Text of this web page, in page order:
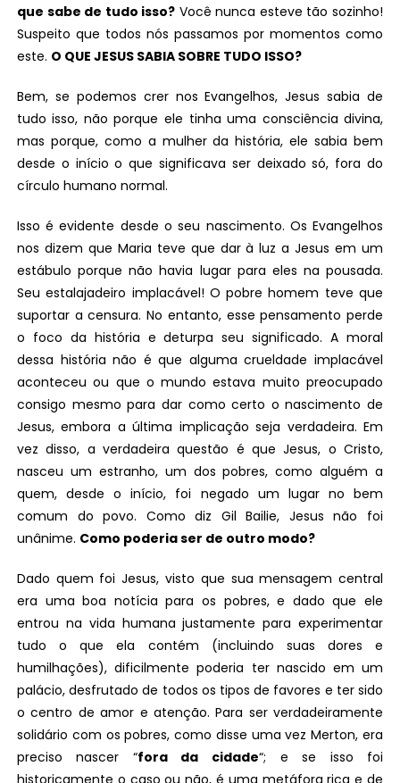
que sabe de tudo isso? Você nunca esteve tão sozinho!
Suspeito que todos nós passamos por momentos como
este. O QUE JESUS SABIA SOBRE TUDO ISSO?
Bem, se podemos crer nos Evangelhos, Jesus sabia de
tudo isso, não porque ele tinha uma consciência divina,
mas porque, como a mulher da história, ele sabia bem
desde o início o que significava ser deixado só, fora do
círculo humano normal.
Isso é evidente desde o seu nascimento. Os Evangelhos
nos dizem que Maria teve que dar à luz a Jesus em um
estábulo porque não havia lugar para eles na pousada.
Seu estalajadeiro implacável! O pobre homem teve que
suportar a censura. No entanto, esse pensamento perde
o foco da história e deturpa seu significado. A moral
dessa história não é que alguma crueldade implacável
aconteceu ou que o mundo estava muito preocupado
consigo mesmo para dar como certo o nascimento de
Jesus, embora a última implicação seja verdadeira. Em
vez disso, a verdadeira questão é que Jesus, o Cristo,
nasceu um estranho, um dos pobres, como alguém a
quem, desde o início, foi negado um lugar no bem
comum do povo. Como diz Gil Bailie, Jesus não foi
unânime. Como poderia ser de outro modo?
Dado quem foi Jesus, visto que sua mensagem central
era uma boa notícia para os pobres, e dado que ele
entrou na vida humana justamente para experimentar
tudo o que ela contém (incluindo suas dores e
humilhações), dificilmente poderia ter nascido em um
palácio, desfrutado de todos os tipos de favores e ter sido
o centro de amor e atenção. Para ser verdadeiramente
solidário com os pobres, como disse uma vez Merton, era
preciso nascer “fora da cidade“; e se isso foi